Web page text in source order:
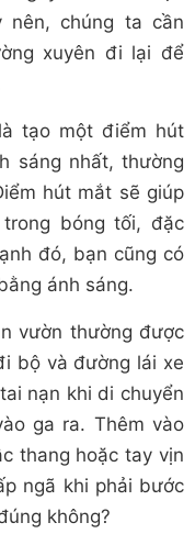
nên, chúng ta cần
xuyên đi lại để
tạo một điểm hút
sáng nhất, thường
hút mắt sẽ giúp
bóng tối, đặc
đó, bạn cũng có
ánh sáng.
vườn thường được
bộ và đường lái xe
nạn khi di chuyển
ga ra. Thêm vào
thang hoặc tay vịn
ngã khi phải bước
không?